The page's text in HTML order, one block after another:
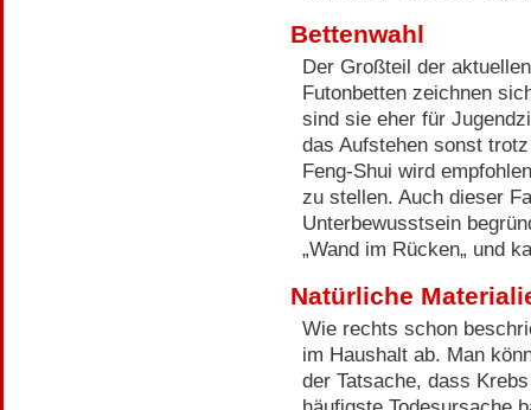
Bettenwahl
Der Großteil der
Futonbetten zeichnen
sind sie eher für
das Aufstehen sonst
Feng-Shui wird
zu stellen. Auch dieser
Unterbewusstsein
„Wand im Rücken„ und
Natürliche
Wie rechts schon
im Haushalt ab. Man
der Tatsache, dass